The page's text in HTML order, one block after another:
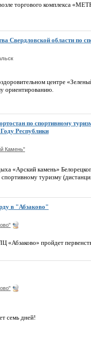
торгового комплекса
Свердловской области по
центре
ориентированию.
по спортивному
Республики
Камень"
«Арский камень»
туризму
в "Абзаково"
«Абзаково» пройдет
семь дней!